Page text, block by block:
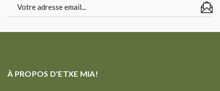
À PROPOS D'ETXE MIA!